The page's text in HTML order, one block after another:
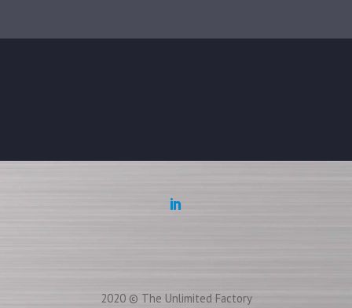
2020 © The Unlimited Factory